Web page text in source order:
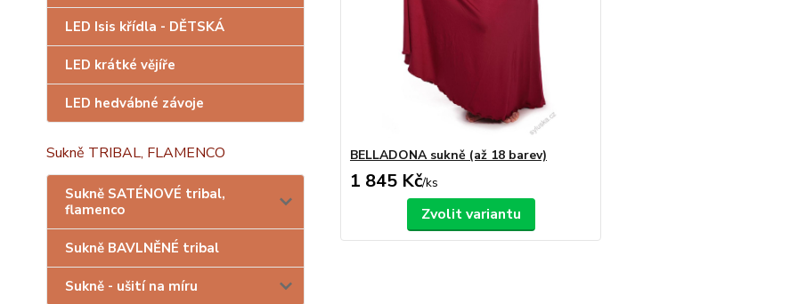
LED Isis křídla - DĚTSKÁ
LED krátké vějíře
LED hedvábné závoje
Sukně TRIBAL, FLAMENCO
Sukně SATÉNOVÉ tribal,
flamenco
Sukně BAVLNĚNÉ tribal
Sukně - ušití na míru
BELLADONA sukně (až 18 barev)
1 845 Kč/ks
Zvolit variantu